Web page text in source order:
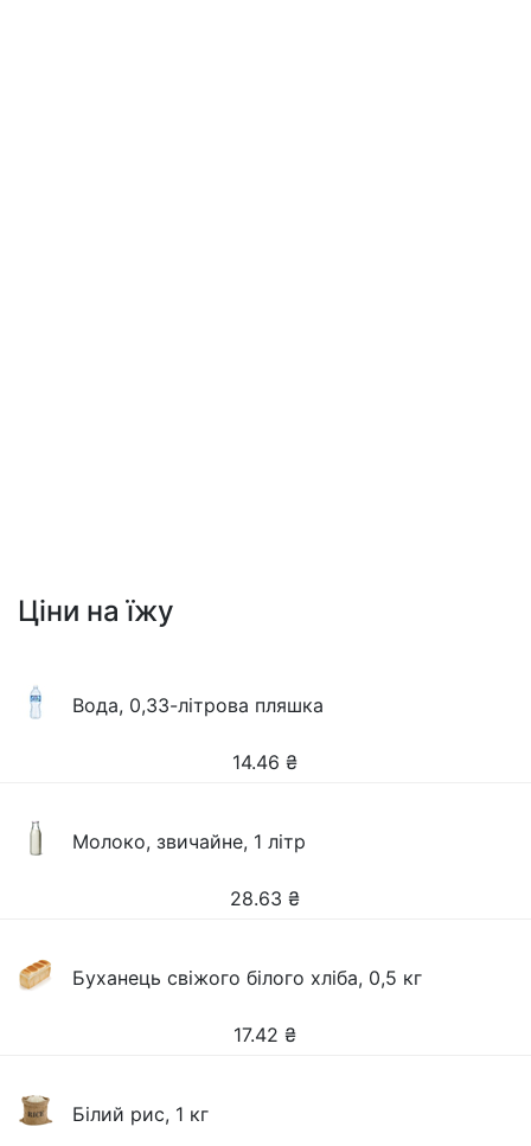
Ціни на їжу
Вода, 0,33-літрова пляшка
14.46 ₴
Молоко, звичайне, 1 літр
28.63 ₴
Буханець свіжого білого хліба, 0,5 кг
17.42 ₴
Білий рис, 1 кг